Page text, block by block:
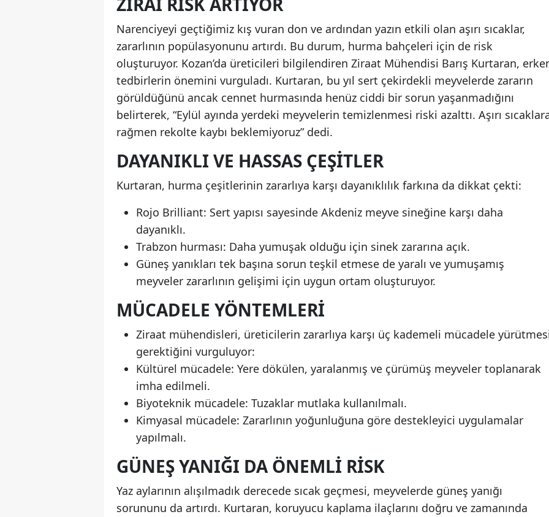
Narenciyeyi geçtiğimiz kış vuran don ve ardından yazın etkili olan aşırı sıcaklar,
zararlının popülasyonunu artırdı. Bu durum, hurma bahçeleri için de risk
oluşturuyor. Kozan’da üreticileri bilgilendiren Ziraat Mühendisi Barış Kurtaran,
tedbirlerin önemini vurguladı. Kurtaran, bu yıl sert çekirdekli meyvelerde zararın
görüldüğünü ancak cennet hurmasında henüz ciddi bir sorun yaşanmadığını
belirterek, “Eylül ayında yerdeki meyvelerin temizlenmesi riski azalttı. Aşırı
rağmen rekolte kaybı beklemiyoruz” dedi.
DAYANIKLI VE HASSAS ÇEŞITLER
Kurtaran, hurma çeşitlerinin zararlıya karşı dayanıklılık farkına da dikkat çekti:
Rojo Brilliant: Sert yapısı sayesinde Akdeniz meyve sineğine karşı daha
dayanıklı.
Trabzon hurması: Daha yumuşak olduğu için sinek zararına açık.
Güneş yanıkları tek başına sorun teşkil etmese de yaralı ve yumuşamış
meyveler zararlının gelişimi için uygun ortam oluşturuyor.
MÜCADELE YÖNTEMLERI
Ziraat mühendisleri, üreticilerin zararlıya karşı üç kademeli mücadele
gerektiğini vurguluyor:
Kültürel mücadele: Yere dökülen, yaralanmış ve çürümüş meyveler toplanarak
imha edilmeli.
Biyoteknik mücadele: Tuzaklar mutlaka kullanılmalı.
Kimyasal mücadele: Zararlının yoğunluğuna göre destekleyici uygulamalar
yapılmalı.
GÜNEŞ YANIĞI DA ÖNEMLI RISK
Yaz aylarının alışılmadık derecede sıcak geçmesi, meyvelerde güneş yanığı
sorununu da artırdı. Kurtaran, koruyucu kaplama ilaçlarını doğru ve zamanında